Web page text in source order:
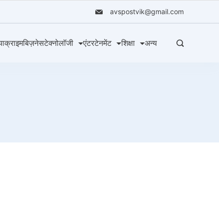
avspostvik@gmail.com
क्राइमबिज़नेसटेक्नोलॉजी एंटरटेनमेंट शिक्षा अन्य